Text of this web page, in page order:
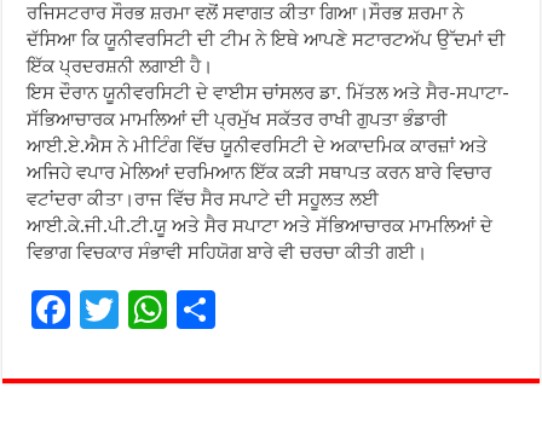
ਰਜਿਸਟਰਾਰ ਸੌਰਭ ਸ਼ਰਮਾ ਵਲੋਂ ਸਵਾਗਤ ਕੀਤਾ ਗਿਆ।ਸੌਰਭ ਸ਼ਰਮਾ ਨੇ
ਦੱਸਿਆ ਕਿ ਯੂਨੀਵਰਸਿਟੀ ਦੀ ਟੀਮ ਨੇ ਇਥੇ ਆਪਣੇ ਸਟਾਰਟਅੱਪ ਉੱਦਮਾਂ ਦੀ
ਇੱਕ ਪ੍ਰਦਰਸ਼ਨੀ ਲਗਾਈ ਹੈ।
ਇਸ ਦੌਰਾਨ ਯੂਨੀਵਰਸਿਟੀ ਦੇ ਵਾਈਸ ਚਾਂਸਲਰ ਡਾ. ਮਿੱਤਲ ਅਤੇ ਸੈਰ-ਸਪਾਟਾ-
ਸੱਭਿਆਚਾਰਕ ਮਾਮਲਿਆਂ ਦੀ ਪ੍ਰਮੁੱਖ ਸਕੱਤਰ ਰਾਖੀ ਗੁਪਤਾ ਭੰਡਾਰੀ
ਆਈ.ਏ.ਐਸ ਨੇ ਮੀਟਿੰਗ ਵਿੱਚ ਯੂਨੀਵਰਸਿਟੀ ਦੇ ਅਕਾਦਮਿਕ ਕਾਰਜ਼ਾਂ ਅਤੇ
ਅਜਿਹੇ ਵਪਾਰ ਮੇਲਿਆਂ ਦਰਮਿਆਨ ਇੱਕ ਕੜੀ ਸਥਾਪਤ ਕਰਨ ਬਾਰੇ ਵਿਚਾਰ
ਵਟਾਂਦਰਾ ਕੀਤਾ।ਰਾਜ ਵਿੱਚ ਸੈਰ ਸਪਾਟੇ ਦੀ ਸਹੂਲਤ ਲਈ
ਆਈ.ਕੇ.ਜੀ.ਪੀ.ਟੀ.ਯੂ ਅਤੇ ਸੈਰ ਸਪਾਟਾ ਅਤੇ ਸੱਭਿਆਚਾਰਕ ਮਾਮਲਿਆਂ ਦੇ
ਵਿਭਾਗ ਵਿਚਕਾਰ ਸੰਭਾਵੀ ਸਹਿਯੋਗ ਬਾਰੇ ਵੀ ਚਰਚਾ ਕੀਤੀ ਗਈ।
F
e
T
tt
W
at ar